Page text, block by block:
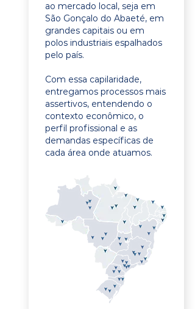
ao mercado local, seja em
São Gonçalo do Abaeté, em
grandes capitais ou em
polos industriais espalhados
pelo país.
Com essa capilaridade,
entregamos processos mais
assertivos, entendendo o
contexto econômico, o
perfil profissional e as
demandas específicas de
cada área onde atuamos.